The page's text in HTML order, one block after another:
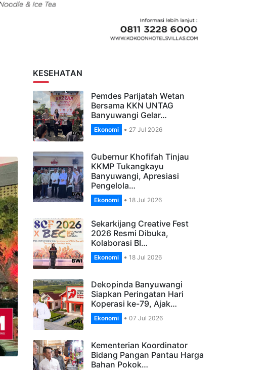
KESEHATAN
Pemdes Parijatah Wetan
Bersama KKN UNTAG
Ekonomi 27 Jul 2026
Gubernur Khofifah Tinjau
KKMP Tukangkayu
Banyuwangi, Apresiasi
Ekonomi 18 Jul 2026
Sekarkijang Creative Fest
2026 Resmi Dibuka,
Ekonomi 18 Jul 2026
Dekopinda Banyuwangi
Siapkan Peringatan Hari
Ekonomi 07 Jul 2026